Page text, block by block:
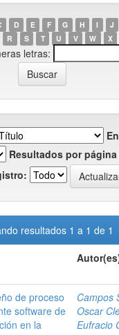
D E F G H I J
R S T U V W X
letras:
Resultados por página
resultados 1 a 1 de 1
de proceso
software de
en la
Campos
Oscar
Eufracio